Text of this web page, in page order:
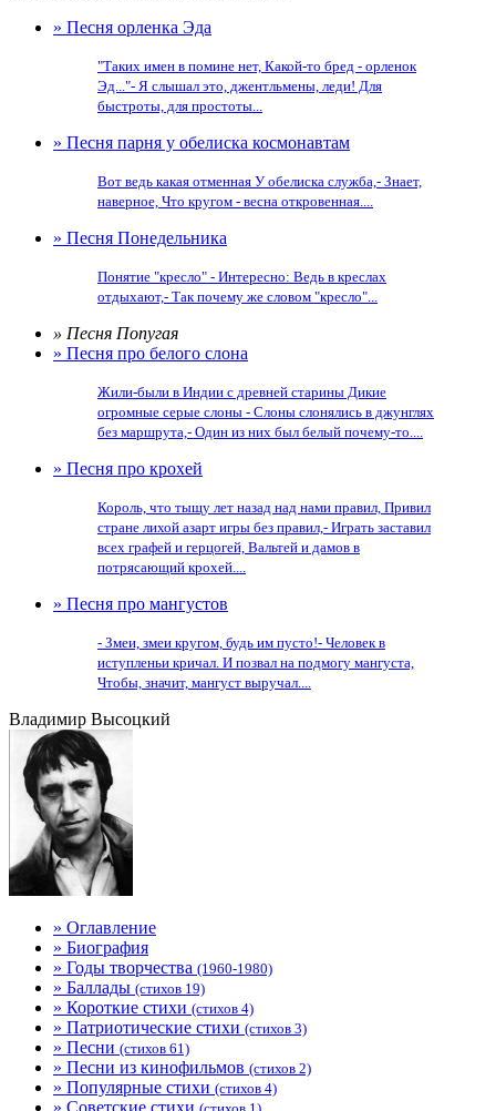
» Песня орленка Эда
"Таких имен в помине нет, Какой-то бред - орленок
Эд..."- Я слышал это, джентльмены, леди! Для
быстроты, для простоты...
» Песня парня у обелиска космонавтам
Вот ведь какая отменная У обелиска служба,- Знает,
наверное, Что кругом - весна откровенная....
» Песня Понедельника
Понятие "кресло" - Интересно: Ведь в креслах
отдыхают,- Так почему же словом "кресло"...
» Песня Попугая
» Песня про белого слона
Жили-были в Индии с древней старины Дикие
огромные серые слоны - Слоны слонялись в джунглях
без маршрута,- Один из них был белый почему-то....
» Песня про крохей
Король, что тыщу лет назад над нами правил, Привил
стране лихой азарт игры без правил,- Играть заставил
всех графей и герцогей, Вальтей и дамов в
потрясающий крохей....
» Песня про мангустов
- Змеи, змеи кругом, будь им пусто!- Человек в
иступленьи кричал. И позвал на подмогу мангуста,
Чтобы, значит, мангуст выручал....
Владимир Высоцкий
» Оглавление
» Биография
» Годы творчества (1960-1980)
» Баллады (стихов 19)
» Короткие стихи (стихов 4)
» Патриотические стихи (стихов 3)
» Песни (стихов 61)
» Песни из кинофильмов (стихов 2)
» Популярные стихи (стихов 4)
» Советские стихи